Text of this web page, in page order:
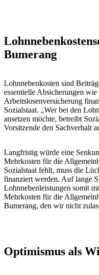
Bumerang
Lohnnebenkosten sind
essentielle Absicherungen
Arbeitslosenversicherung
Sozialstaat. „Wer bei den
ansetzen möchte, betreibt
Vorsitzende den Sachverhalt
Langfristig würde eine
Mehrkosten für die
Sozialstaat fehlt, muss die
finanziert werden. Auf lange
Lohnnebenleistungen somit
Mehrkosten für die
Bumerang, den wir nicht
Optimismus als